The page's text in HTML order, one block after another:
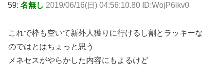
59: 名無し 2019/06/16(日) 04:56:10.80 ID:WojP6ikv0
これで枠も空いて新外人獲りに行けるし割とラッキーな
のではとはちょっと思う
メネセスがやらかした内容にもよるけど